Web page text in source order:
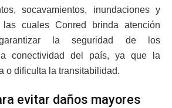
socavamientos, inundaciones y
cuales Conred brinda atención
la seguridad de los
conectividad del país, ya que la
o dificulta la transitabilidad.
evitar daños mayores